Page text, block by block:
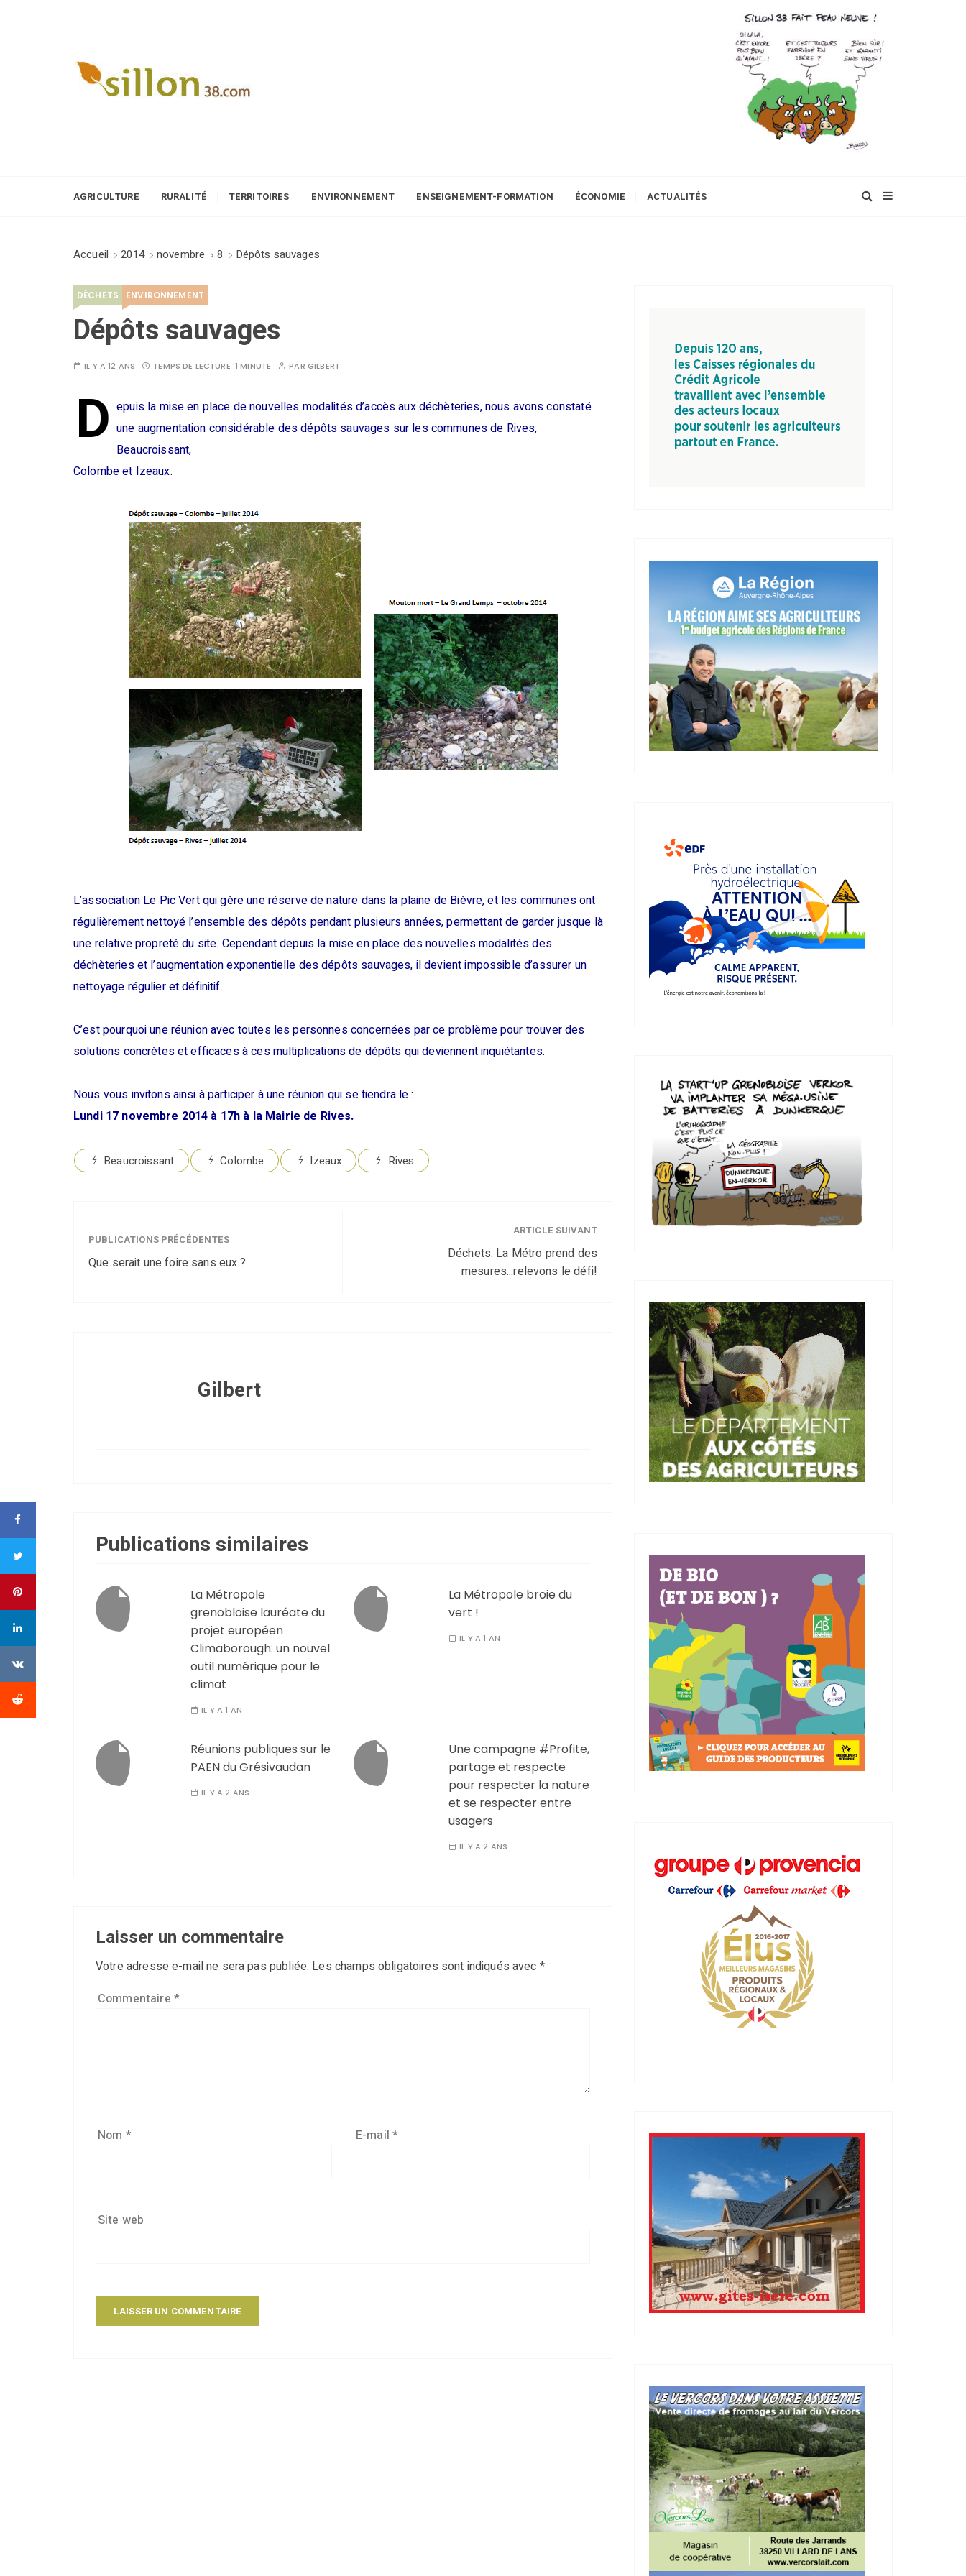
AGRICULTURE RURALITÉ TERRITOIRES ENVIRONNEMENT ENSEIGNEMENT-FORMATION ÉCONOMIE ACTUALITÉS
Accueil 2014 novembre 8 Dépôts sauvages
DÉCHETS ENVIRONNEMENT
Dépôts sauvages
IL Y A 12 ANS TEMPS DE LECTURE :1 MINUTE PAR GILBERT
D epuis la mise en place de nouvelles modalités d’accès aux déchèteries, nous avons constaté
une augmentation considérable des dépôts sauvages sur les communes de Rives,
Beaucroissant,
Colombe et Izeaux.
L’association Le Pic Vert qui gère une réserve de nature dans la plaine de Bièvre, et les communes ont
régulièrement nettoyé l’ensemble des dépôts pendant plusieurs années, permettant de garder jusque là
une relative propreté du site. Cependant depuis la mise en place des nouvelles modalités des
déchèteries et l’augmentation exponentielle des dépôts sauvages, il devient impossible d’assurer un
nettoyage régulier et définitif.
C’est pourquoi une réunion avec toutes les personnes concernées par ce problème pour trouver des
solutions concrètes et efficaces à ces multiplications de dépôts qui deviennent inquiétantes.
Nous vous invitons ainsi à participer à une réunion qui se tiendra le :
Lundi 17 novembre 2014 à 17h à la Mairie de Rives.
Beaucroissant Colombe Izeaux Rives
PUBLICATIONS PRÉCÉDENTES
Que serait une foire sans eux ?
ARTICLE SUIVANT
Déchets: La Métro prend des
mesures...relevons le défi!
Gilbert
Publications similaires
La Métropole
grenobloise lauréate du
projet européen
Climaborough: un nouvel
outil numérique pour le
climat
IL Y A 1 AN
La Métropole broie du
vert !
IL Y A 1 AN
Réunions publiques sur le
PAEN du Grésivaudan
IL Y A 2 ANS
Une campagne #Profite,
partage et respecte
pour respecter la nature
et se respecter entre
usagers
IL Y A 2 ANS
Laisser un commentaire
Votre adresse e-mail ne sera pas publiée. Les champs obligatoires sont indiqués avec *
Commentaire *
Nom * E-mail*
Site web